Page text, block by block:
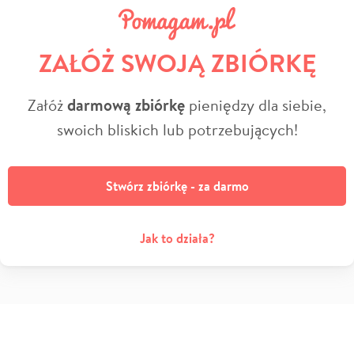
ZAŁÓŻ SWOJĄ ZBIÓRKĘ
Załóżdarmową zbiórkę pieniędzy dla siebie,
swoich bliskich lub potrzebujących!
Stwórz zbiórkę - za darmo
Jak to działa?